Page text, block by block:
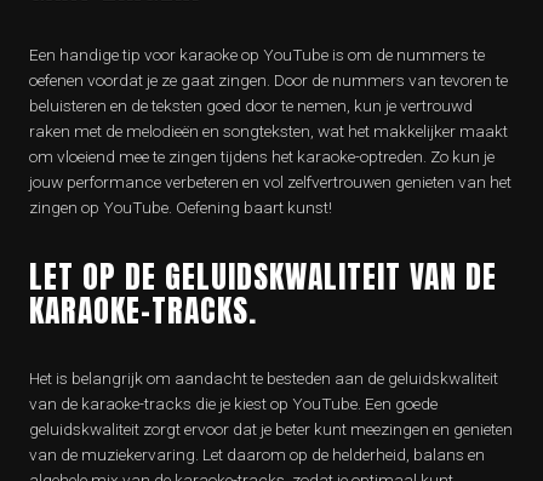
Een handige tip voor karaoke op YouTube is om de nummers te
oefenen voordat je ze gaat zingen. Door de nummers van tevoren te
beluisteren en de teksten goed door te nemen, kun je vertrouwd
raken met de melodieën en songteksten, wat het makkelijker maakt
om vloeiend mee te zingen tijdens het karaoke-optreden. Zo kun je
jouw performance verbeteren en vol zelfvertrouwen genieten van het
zingen op YouTube. Oefening baart kunst!
LET OP DE GELUIDSKWALITEIT VAN DE
KARAOKE-TRACKS.
Het is belangrijk om aandacht te besteden aan de geluidskwaliteit
van de karaoke-tracks die je kiest op YouTube. Een goede
geluidskwaliteit zorgt ervoor dat je beter kunt meezingen en genieten
van de muziekervaring. Let daarom op de helderheid, balans en